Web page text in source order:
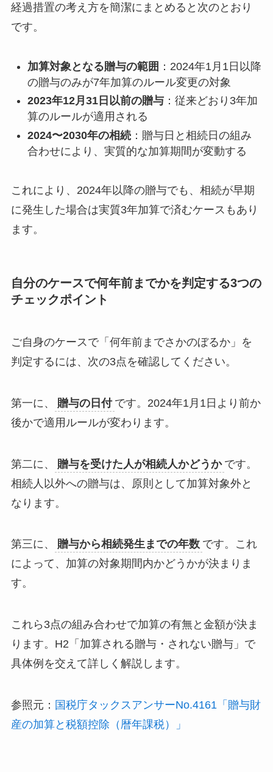
経過措置の考え方を簡潔にまとめると次のとおり
です。
加算対象となる贈与の範囲 ：2024年1月1日以降
の贈与のみが7年加算のルール変更の対象
2023年12月31日以前の贈与：従来どおり3年加
算のルールが適用される
2024〜2030年の相続：贈与日と相続日の組み
合わせにより、実質的な加算期間が変動する
これにより、2024年以降の贈与でも、相続が早期
に発生した場合は実質3年加算で済むケースもあり
ます。
自分のケースで何年前までかを判定する3つの
チェックポイント
ご自身のケースで「何年前までさかのぼるか」を
判定するには、次の3点を確認してください。
第一に、 贈与の日付 です。2024年1月1日より前か
後かで適用ルールが変わります。
第二に、 贈与を受けた人が相続人かどうか です。
相続人以外への贈与は、原則として加算対象外と
なります。
第三に、 贈与から相続発生までの年数 です。これ
によって、加算の対象期間内かどうかが決まりま
す。
これら3点の組み合わせで加算の有無と金額が決ま
ります。H2「加算される贈与・されない贈与」で
具体例を交えて詳しく解説します。
参照元： 国税庁タックスアンサーNo.4161「贈与財
産の加算と税額控除（暦年課税）」